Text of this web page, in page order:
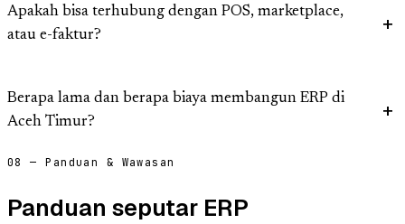
Apakah bisa terhubung dengan POS, marketplace,
atau e-faktur?
Berapa lama dan berapa biaya membangun ERP di
Aceh Timur?
08 — Panduan & Wawasan
Panduan seputar ERP